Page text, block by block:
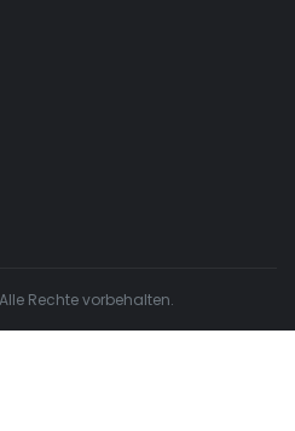
Rechte vorbehalten.